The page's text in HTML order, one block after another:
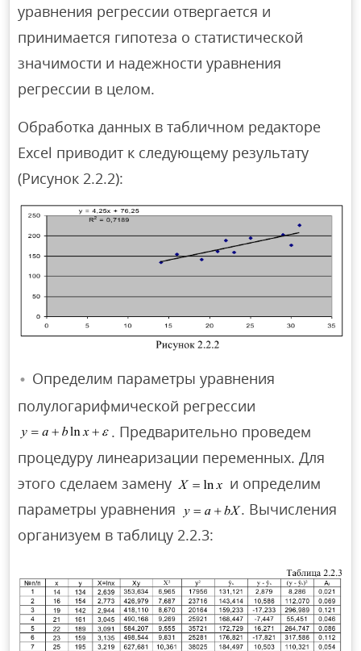
уравнения регрессии отвергается и
принимается гипотеза о статистической
значимости и надежности уравнения
регрессии в целом.
Обработка данных в табличном редакторе
Excel приводит к следующему результату
(Рисунок 2.2.2):
Определим параметры уравнения
полулогарифмической регрессии
. Предварительно проведем
процедуру линеаризации переменных. Для
этого сделаем замену
и определим
параметры уравнения
. Вычисления
организуем в таблицу 2.2.3: